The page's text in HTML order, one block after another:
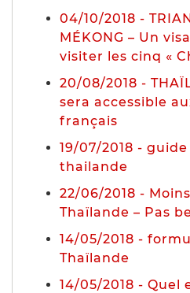
04/10/2018 -
MÉKONG – Un
visiter les cinq «
20/08/2018 -
sera accessible
français
19/07/2018 -
thailande
22/06/2018 -
Thaïlande – Pas
14/05/2018 -
Thaïlande
14/05/2018 - Quel